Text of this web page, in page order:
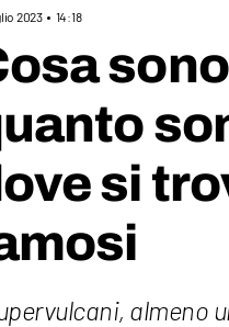
2023 14:18
si
almeno